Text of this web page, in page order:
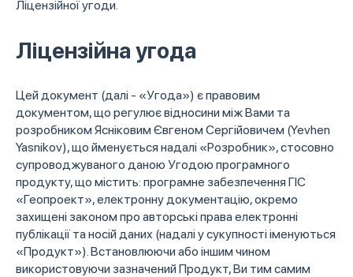
Ліцензійної угоди.
Ліцензійна угода
Цей документ (далі - «Угода») є правовим
документом, що регулює відносини між Вами та
розробником Ясніковим Євгеном Сергійовичем (Yevhen
Yasnikov), що йменується надалі «Розробник», стосовно
супроводжуваного даною Угодою програмного
продукту, що містить: програмне забезпечення ГІС
«Геопроект», електронну документацію, окремо
захищені законом про авторські права електронні
публікації та носій даних (надалі у сукупності іменуються
«Продукт»). Встановлюючи або іншим чином
використовуючи зазначений Продукт, Ви тим самим